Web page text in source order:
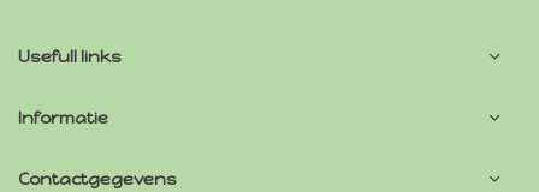
Usefull links
Informatie
Contactgegevens